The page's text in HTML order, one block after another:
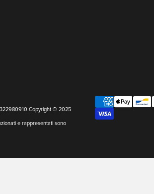
Copyright © 2025
e rappresentati sono